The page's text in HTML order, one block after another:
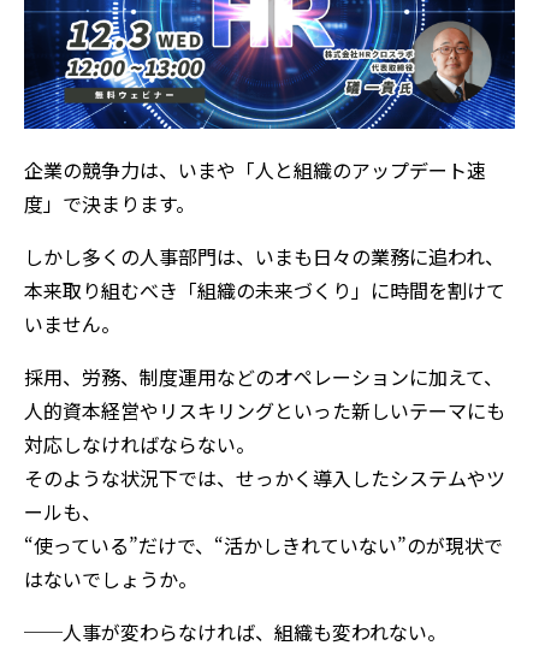
企業の競争力は、いまや「人と組織のアップデート速
度」で決まります。
しかし多くの人事部門は、いまも日々の業務に追われ、
本来取り組むべき「組織の未来づくり」に時間を割けて
いません。
採用、労務、制度運用などのオペレーションに加えて、
人的資本経営やリスキリングといった新しいテーマにも
対応しなければならない。
そのような状況下では、せっかく導入したシステムやツ
ールも、
“使っている”だけで、“活かしきれていない”のが現状で
はないでしょうか。
──人事が変わらなければ、組織も変われない。